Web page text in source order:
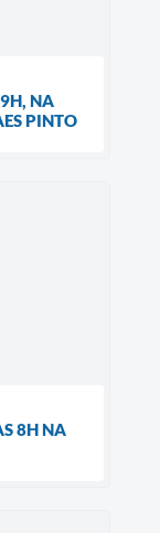
NA
PINTO
8H NA